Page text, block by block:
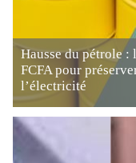
Hausse du pétrole :
FCFA pour
l’électricité